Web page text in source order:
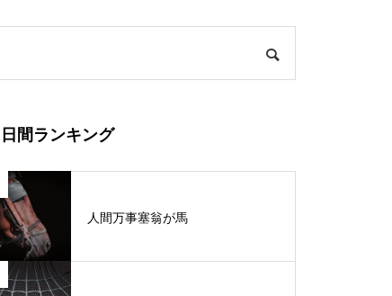
日間ランキング
人間万事塞翁が馬